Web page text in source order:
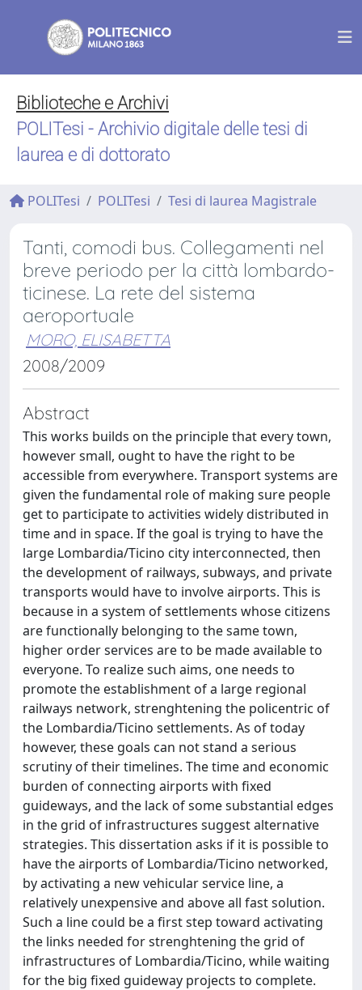
Biblioteche e Archivi
POLITesi - Archivio digitale delle tesi di
laurea e di dottorato
POLITesi POLITesi Tesi di laurea Magistrale
Tanti, comodi bus. Collegamenti nel
breve periodo per la città lombardo-
ticinese. La rete del sistema
aeroportuale
MORO, ELISABETTA
2008/2009
Abstract
This works builds on the principle that every town,
however small, ought to have the right to be
accessible from everywhere. Transport systems are
given the fundamental role of making sure people
get to participate to activities widely distributed in
time and in space. If the goal is trying to have the
large Lombardia/Ticino city interconnected, then
the development of railways, subways, and private
transports would have to involve airports. This is
because in a system of settlements whose citizens
are functionally belonging to the same town,
higher order services are to be made available to
everyone. To realize such aims, one needs to
promote the establishment of a large regional
railways network, strenghtening the policentric of
the Lombardia/Ticino settlements. As of today
however, these goals can not stand a serious
scrutiny of their timelines. The time and economic
burden of connecting airports with fixed
guideways, and the lack of some substantial edges
in the grid of infrastructures suggest alternative
strategies. This dissertation asks if it is possible to
have the airports of Lombardia/Ticino networked,
by activating a new vehicular service line, a
relatively unexpensive and above all fast solution.
Such a line could be a first step toward activating
the links needed for strenghtening the grid of
infrastructures of Lombardia/Ticino, while waiting
for the big fixed guideway projects to complete.